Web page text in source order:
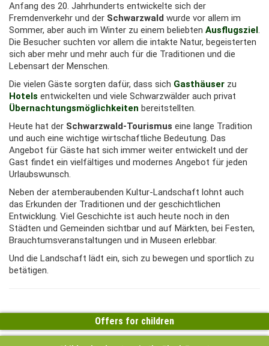
Anfang des 20. Jahrhunderts entwickelte sich der
Fremdenverkehr und der Schwarzwald wurde vor allem im
Sommer, aber auch im Winter zu einem beliebten Ausflugsziel.
Die Besucher suchten vor allem die intakte Natur, begeisterten
sich aber mehr und mehr auch für die Traditionen und die
Lebensart der Menschen.
Die vielen Gäste sorgten dafür, dass sich Gasthäuser zu
Hotels entwickelten und viele Schwarzwälder auch privat
Übernachtungsmöglichkeiten bereitstellten.
Heute hat der Schwarzwald-Tourismus eine lange Tradition
und auch eine wichtige wirtschaftliche Bedeutung. Das
Angebot für Gäste hat sich immer weiter entwickelt und der
Gast findet ein vielfältiges und modernes Angebot für jeden
Urlaubswunsch.
Neben der atemberaubenden Kultur-Landschaft lohnt auch
das Erkunden der Traditionen und der geschichtlichen
Entwicklung. Viel Geschichte ist auch heute noch in den
Städten und Gemeinden sichtbar und auf Märkten, bei Festen,
Brauchtumsveranstaltungen und in Museen erlebbar.
Und die Landschaft lädt ein, sich zu bewegen und sportlich zu
betätigen.
Offers for children